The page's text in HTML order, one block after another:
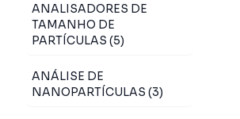
ANALISADORES DE
TAMANHO DE
PARTÍCULAS (5)
ANÁLISE DE
NANOPARTÍCULAS (3)